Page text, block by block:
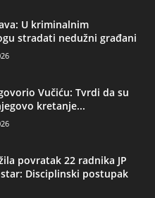
U kriminalnim
stradati nedužni građani
Vučiću: Tvrdi da su
kretanje...
povratak 22 radnika JP
Disciplinski postupak